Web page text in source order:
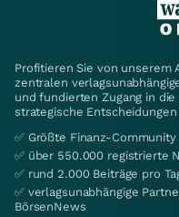
Profitieren Sie von unserem
zentralen
und fundierten Zugang in
strategische
✅ Größte Finanz-
✅ über 550.000 registrierte
✅ rund 2.000 Beiträge pro
✅ verlagsunabhängige
BörsenNews